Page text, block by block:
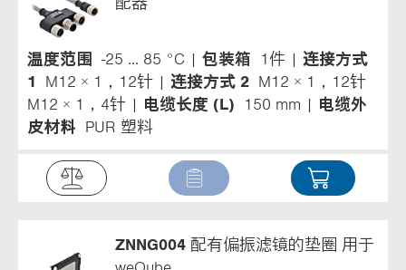
温度范围 -25 ... 85 °C 包装箱 1件
连接方式
1
M12 × 1，12针 连接方式 2
M12 × 1，12针
M12 × 1，4针
电缆长度 (L) 150 mm
电缆外
皮材料
PUR 塑料
ZNNG004 配有偏振滤镜的垫圈 用于